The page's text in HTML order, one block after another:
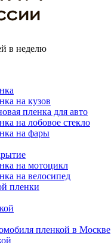
в неделю
на кузов
пленка для авто
на лобовое стекло
на фары
на мотоцикл
на велосипед
пленки
пленкой в Москве